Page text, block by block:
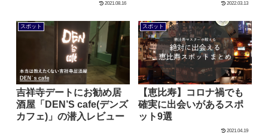
2021.08.16 2022.03.13
スポット
吉祥寺デートにお勧め居
酒屋「DEN’S cafe(デンズ
カフェ)」の潜入レビュー
スポット
【恵比寿】コロナ禍でも
確実に出会いがあるスポ
ット9選
2021.04.19